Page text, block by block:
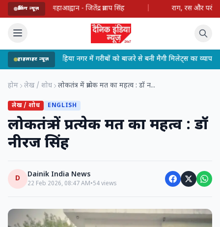
ब्रेकिंग न्यूज़
महाआह्वान - जितेंद्र प्रताप सिंह | राग, रस और परंपरा का अनुपम
हाइलाइट न्यूज़
लोहिया नगर में गरीबों को बाजरे से बनी मैगी मिलेट्स का व्यापक बितरण,
होम लेख / शोध लोकतंत्र में प्रत्येक मत का महत्व : डॉ न...
लेख / शोध ENGLISH
लोकतंत्र में प्रत्येक मत का महत्व : डॉ
नीरज सिंह
D Dainik India News
22 Feb 2026, 08:47 AM•54 views